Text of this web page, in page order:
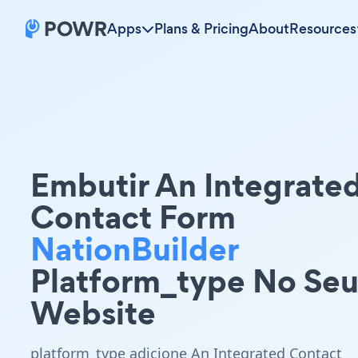
Apps Plans & PricingAboutResources
Embutir An
Contact Form
NationBuilder
Platform_type No Seu
Website
platform_type adicione An Integrated Contact